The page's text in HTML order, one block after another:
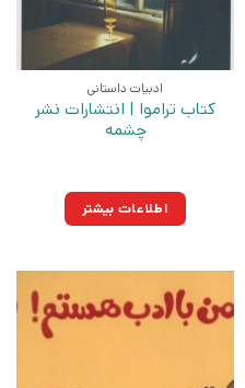
ادبیات داستانی
کتاب تراموا | انتشارات نشر
چشمه
اطلاعات بیشتر